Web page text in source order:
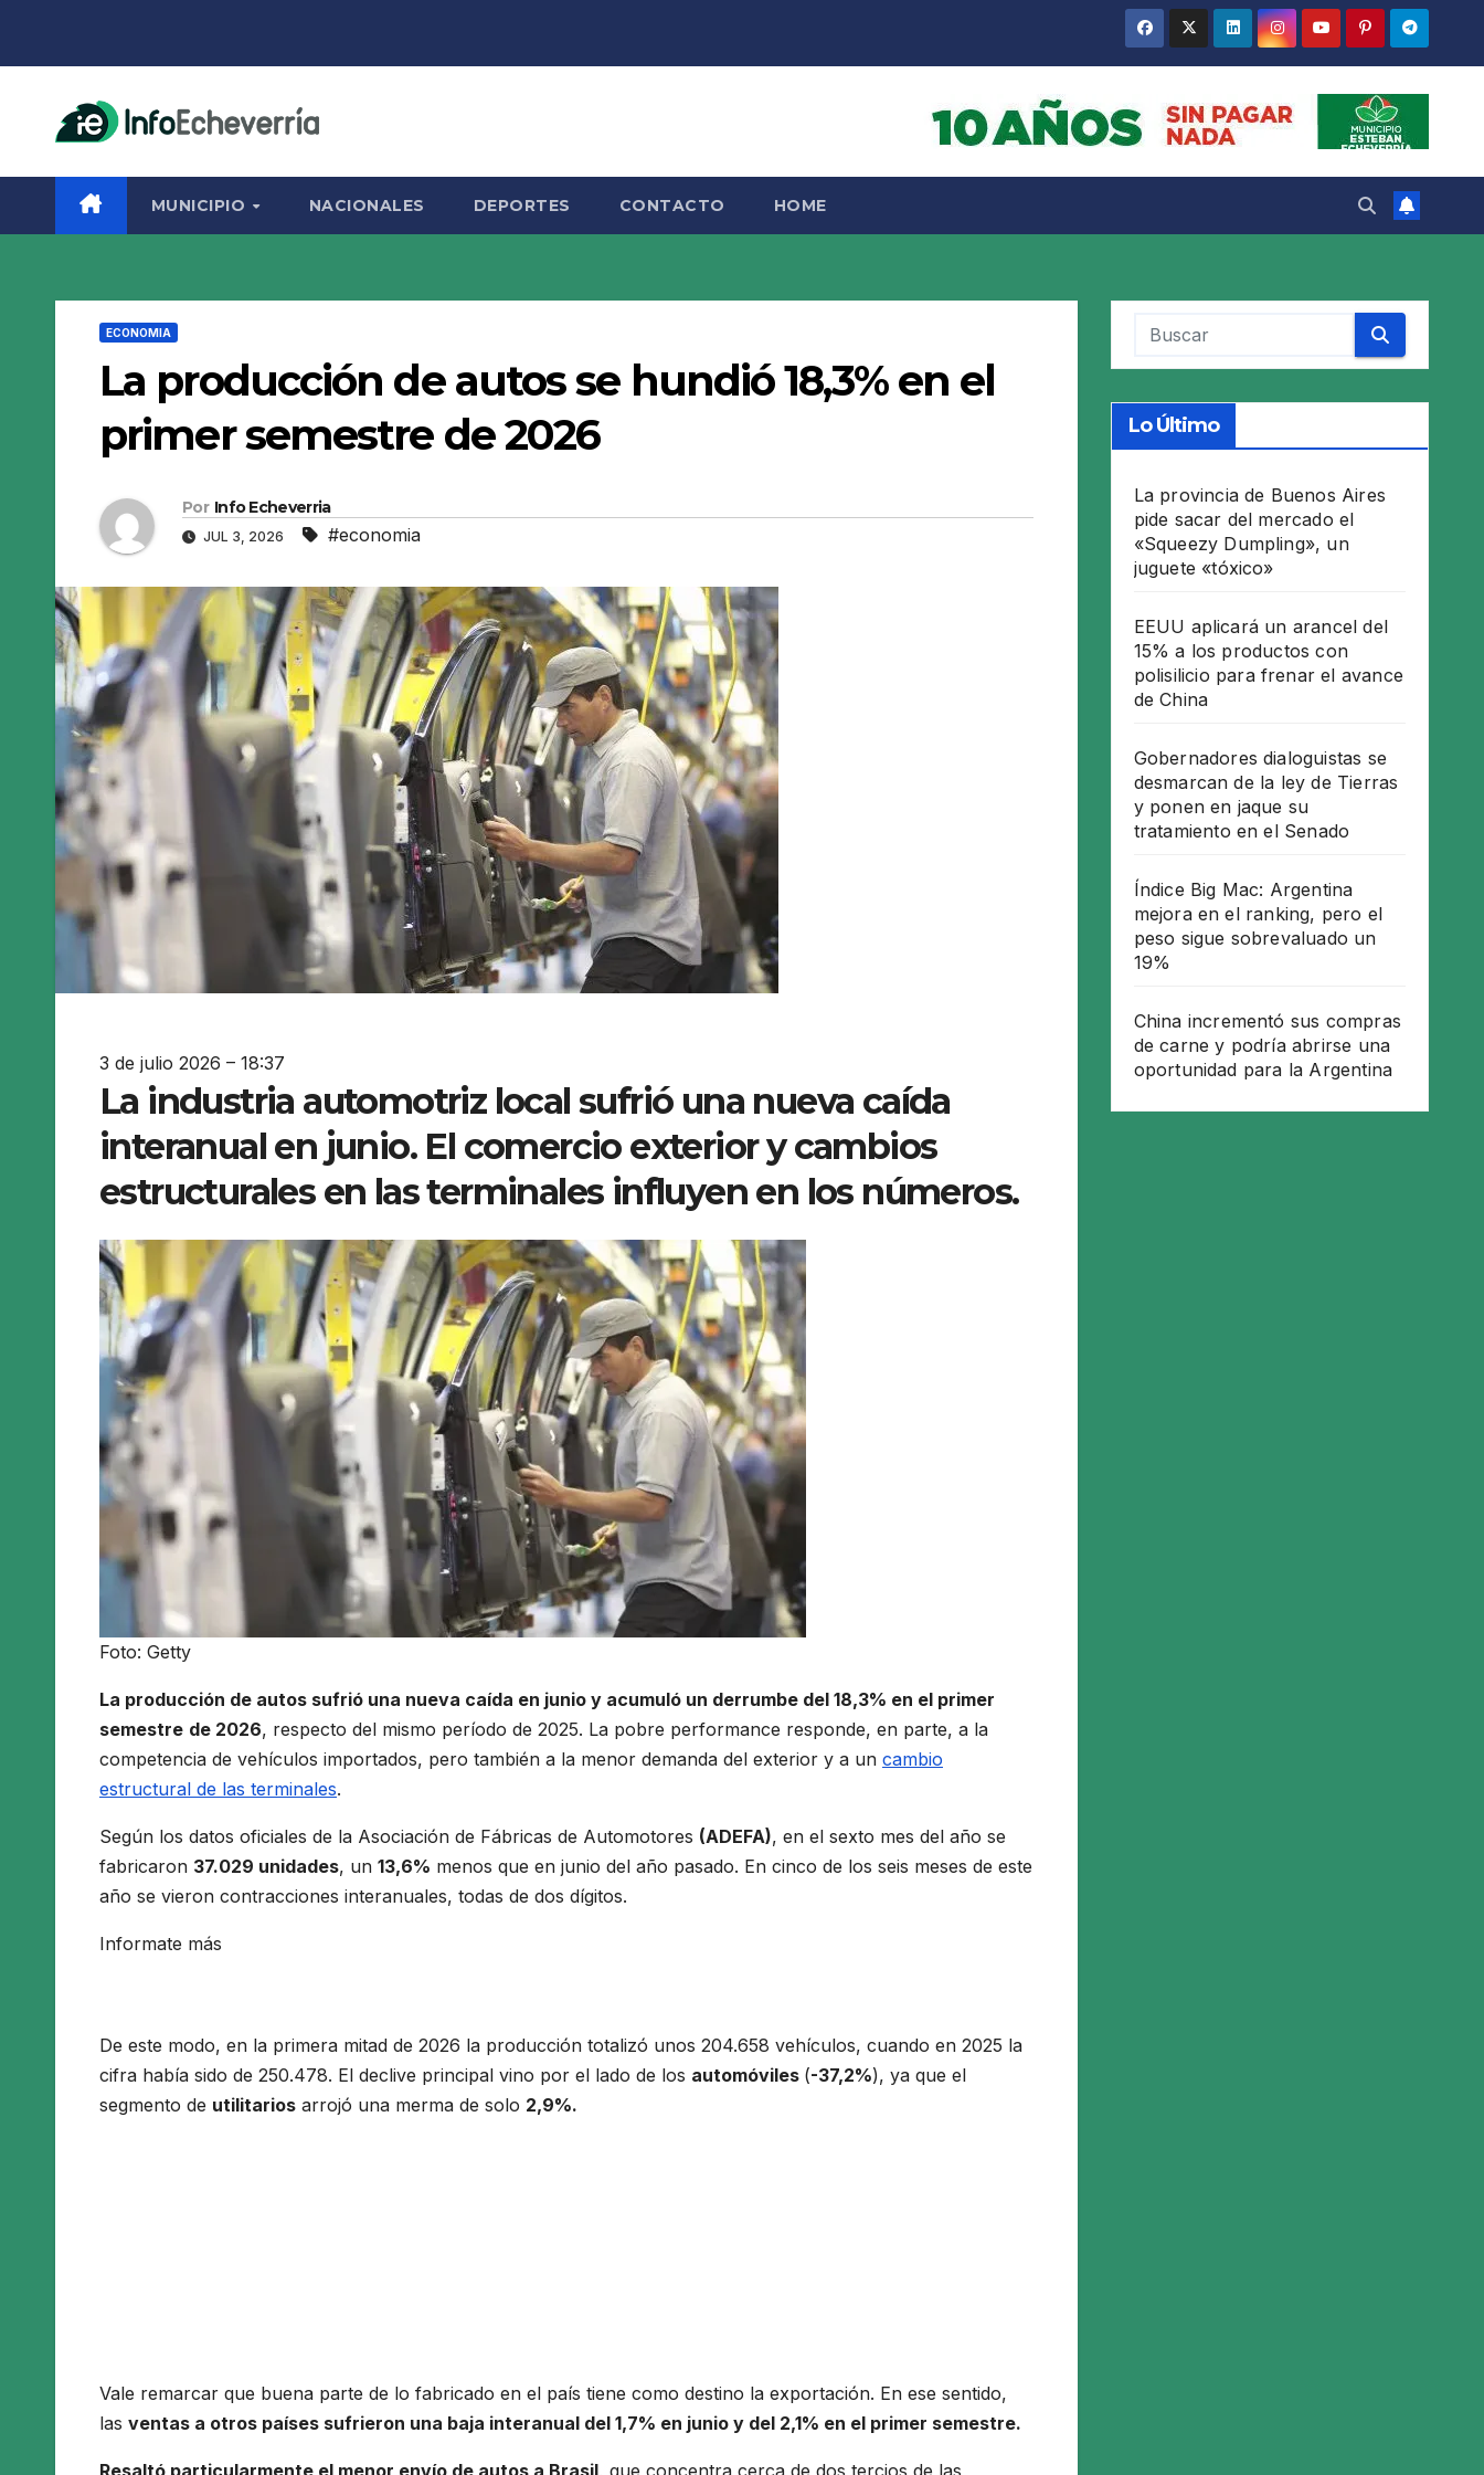
MUNICIPIO NACIONALES DEPORTES CONTACTO HOME
ECONOMIA
La producción de autos se hundió 18,3% en el
primer semestre de 2026
Por Info Echeverria
JUL 3, 2026 #economia
3 de julio 2026 – 18:37
La industria automotriz local sufrió una nueva caída
interanual en junio. El comercio exterior y cambios
estructurales en las terminales influyen en los números.
Foto: Getty
La producción de autos sufrió una nueva caída en junio y acumuló un derrumbe del 18,3% en el primer
semestre de 2026, respecto del mismo período de 2025. La pobre performance responde, en parte, a la
competencia de vehículos importados, pero también a la menor demanda del exterior y a un cambio
estructural de las terminales.
Según los datos oficiales de la Asociación de Fábricas de Automotores (ADEFA), en el sexto mes del año se
fabricaron 37.029 unidades, un 13,6% menos que en junio del año pasado. En cinco de los seis meses de este
año se vieron contracciones interanuales, todas de dos dígitos.
Informate más
De este modo, en la primera mitad de 2026 la producción totalizó unos 204.658 vehículos, cuando en 2025 la
cifra había sido de 250.478. El declive principal vino por el lado de los automóviles (-37,2%), ya que el
segmento de utilitarios arrojó una merma de solo 2,9%.
Vale remarcar que buena parte de lo fabricado en el país tiene como destino la exportación. En ese sentido,
las ventas a otros países sufrieron una baja interanual del 1,7% en junio y del 2,1% en el primer semestre.
Lo Último
La provincia de Buenos Aires
pide sacar del mercado el
«Squeezy Dumpling», un
juguete «tóxico»
EEUU aplicará un arancel del
15% a los productos con
polisilicio para frenar el avance
de China
Gobernadores dialoguistas se
desmarcan de la ley de Tierras
y ponen en jaque su
tratamiento en el Senado
Índice Big Mac: Argentina
mejora en el ranking, pero el
peso sigue sobrevaluado un
19%
China incrementó sus compras
de carne y podría abrirse una
oportunidad para la Argentina